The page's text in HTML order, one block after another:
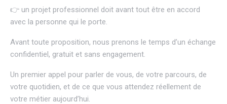
👉 un projet professionnel doit avant tout être en accord
avec la personne qui le porte.
Avant toute proposition, nous prenons le temps d’un échange
confidentiel, gratuit et sans engagement.
Un premier appel pour parler de vous, de votre parcours, de
votre quotidien, et de ce que vous attendez réellement de
votre métier aujourd’hui.